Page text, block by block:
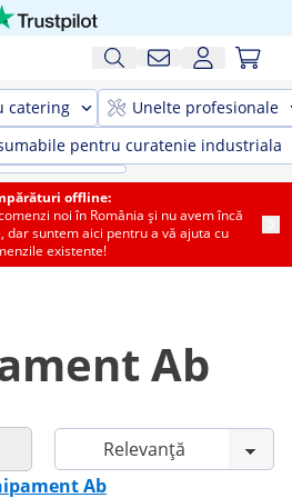
catering
Unelte profesionale
pentru curatenie industriala
offline:
noi în România și nu avem încă
dar suntem aici pentru a vă ajuta cu
existente!
Ab
Ab